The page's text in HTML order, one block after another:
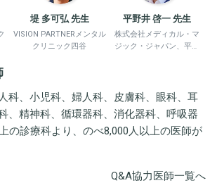
堤 多可弘 先生
VISION PARTNERメンタル
クリニック四谷
平野井 啓一 先生
株式会社メディカル・マ
ジック・ジャパン、平野
科、小児科、婦人科、皮膚科、眼科、耳
、精神科、循環器科、消化器科、呼吸器
の診療科より、のべ8,000人以上の医師が
Q&A協力医師一覧へ